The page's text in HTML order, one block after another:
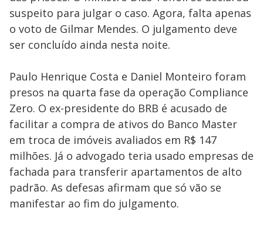
suspeito para julgar o caso. Agora, falta apenas
o voto de Gilmar Mendes. O julgamento deve
ser concluído ainda nesta noite.
Paulo Henrique Costa e Daniel Monteiro foram
presos na quarta fase da operação Compliance
Zero. O ex-presidente do BRB é acusado de
facilitar a compra de ativos do Banco Master
em troca de imóveis avaliados em R$ 147
milhões. Já o advogado teria usado empresas de
fachada para transferir apartamentos de alto
padrão. As defesas afirmam que só vão se
manifestar ao fim do julgamento.